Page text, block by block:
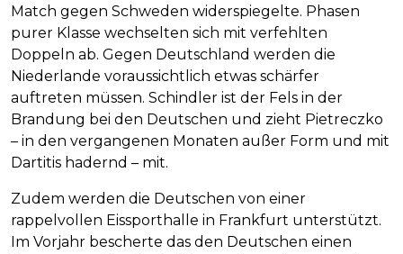
Match gegen Schweden widerspiegelte. Phasen
purer Klasse wechselten sich mit verfehlten
Doppeln ab. Gegen Deutschland werden die
Niederlande voraussichtlich etwas schärfer
auftreten müssen. Schindler ist der Fels in der
Brandung bei den Deutschen und zieht Pietreczko
– in den vergangenen Monaten außer Form und mit
Dartitis hadernd – mit.
Zudem werden die Deutschen von einer
rappelvollen Eissporthalle in Frankfurt unterstützt.
Im Vorjahr bescherte das den Deutschen einen